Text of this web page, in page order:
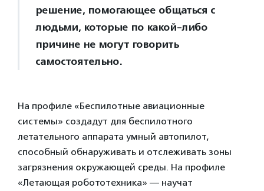
решение, помогающее общаться с
людьми, которые по какой-либо
причине не могут говорить
самостоятельно.
На профиле «Беспилотные авиационные
системы» создадут для беспилотного
летательного аппарата умный автопилот,
способный обнаруживать и отслеживать зоны
загрязнения окружающей среды. На профиле
«Летающая робототехника» — научат